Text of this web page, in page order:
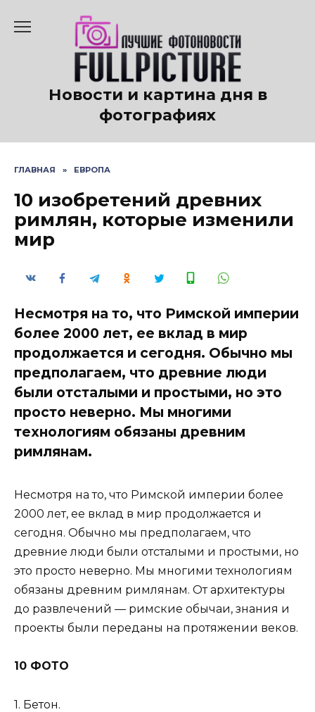
содержанию
Новости и картина дня в
фотографиях
ГЛАВНАЯ » ЕВРОПА
10 изобретений древних
римлян, которые изменили
мир
Несмотря на то, что Римской империи
более 2000 лет, ее вклад в мир
продолжается и сегодня. Обычно мы
предполагаем, что древние люди
были отсталыми и простыми, но это
просто неверно. Мы многими
технологиям обязаны древним
римлянам.
Несмотря на то, что Римской империи более
2000 лет, ее вклад в мир продолжается и
сегодня. Обычно мы предполагаем, что
древние люди были отсталыми и простыми, но
это просто неверно. Мы многими технологиям
обязаны древним римлянам. От архитектуры
до развлечений — римские обычаи, знания и
проекты были переданы на протяжении веков.
10 ФОТО
1. Бетон.